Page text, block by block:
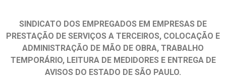
SINDICATO DOS EMPREGADOS EM EMPRESAS DE
PRESTAÇÃO DE SERVIÇOS A TERCEIROS, COLOCAÇÃO E
ADMINISTRAÇÃO DE MÃO DE OBRA, TRABALHO
TEMPORÁRIO, LEITURA DE MEDIDORES E ENTREGA DE
AVISOS DO ESTADO DE SÃO PAULO.